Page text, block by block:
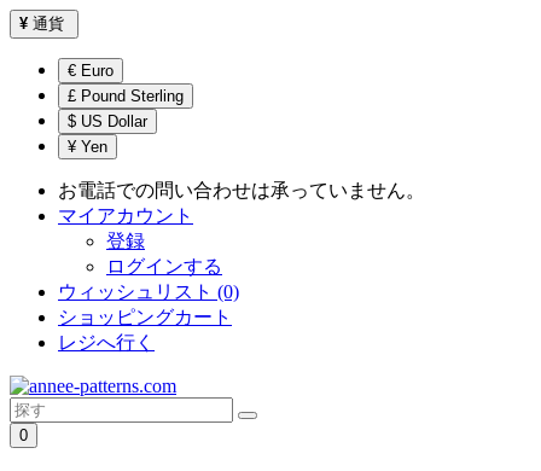
¥ 通貨
€ Euro
£ Pound Sterling
$ US Dollar
¥ Yen
お電話での問い合わせは承っていません。
マイアカウント
登録
ログインする
ウィッシュリスト (0)
ショッピングカート
レジへ行く
0